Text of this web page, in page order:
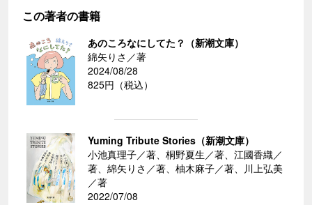
この著者の書籍
あのころなにしてた？（新潮文庫）
綿矢りさ／著
2024/08/28
825円（税込）
Yuming Tribute Stories（新潮文庫）
小池真理子／著、桐野夏生／著、江國香織／
著、綿矢りさ／著、柚木麻子／著、川上弘美
／著
2022/07/08